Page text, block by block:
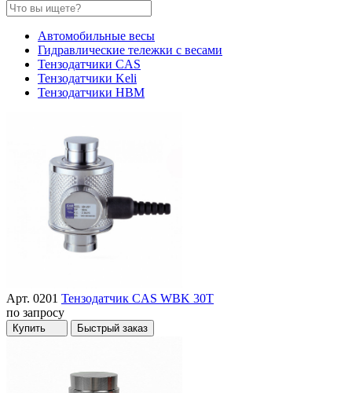
Автомобильные весы
Гидравлические тележки с весами
Тензодатчики CAS
Тензодатчики Keli
Тензодатчики HBM
Арт. 0201 Тензодатчик CAS WBK 30T
по запросу
Купить Быстрый заказ